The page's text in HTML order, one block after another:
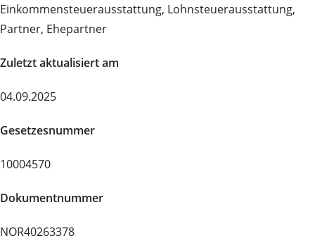
Einkommensteuerausstattung, Lohnsteuerausstattung,
Partner, Ehepartner
Zuletzt aktualisiert am
04.09.2025
Gesetzesnummer
10004570
Dokumentnummer
NOR40263378